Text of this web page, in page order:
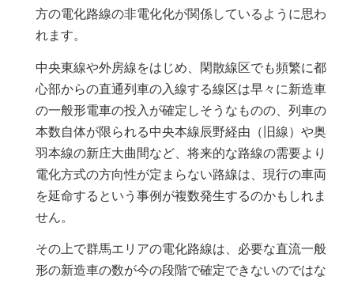
方の電化路線の非電化化が関係しているように思わ
れます。
中央東線や外房線をはじめ、閑散線区でも頻繁に都
心部からの直通列車の入線する線区は早々に新造車
の一般形電車の投入が確定しそうなものの、列車の
本数自体が限られる中央本線辰野経由（旧線）や奥
羽本線の新庄大曲間など、将来的な路線の需要より
電化方式の方向性が定まらない路線は、現行の車両
を延命するという事例が複数発生するのかもしれま
せん。
その上で群馬エリアの電化路線は、必要な直流一般
形の新造車の数が今の段階で確定できないのではな